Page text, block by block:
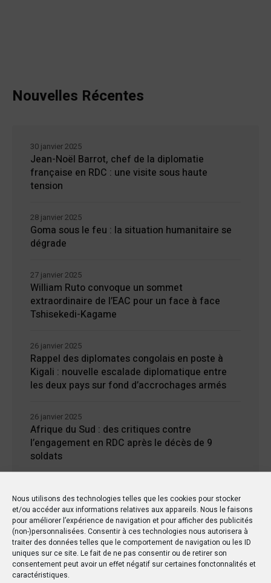
Nous utilisons des technologies telles que les cookies pour stocker
et/ou accéder aux informations relatives aux appareils. Nous le faisons
pour améliorer l’expérience de navigation et pour afficher des publicités
(non-)personnalisées. Consentir à ces technologies nous autorisera à
traiter des données telles que le comportement de navigation ou les ID
uniques sur ce site. Le fait de ne pas consentir ou de retirer son
consentement peut avoir un effet négatif sur certaines fonctonnalités et
caractéristiques.
Nouvelles Récentes
Jean-Noël Barrot, chef de la diplomatie
française en RDC : une visite sous haute
tension
30 janvier 2025
Goma sous le feu : la situation humanitaire se
dégrade
28 janvier 2025
William Ruto convoque un sommet
extraordinaire de l’EAC pour un face à face
Tshisekedi-Kagame
27 janvier 2025
Rappel des diplomates congolais en poste à
Kigali : nouvelle escalade diplomatique entre
les deux pays sur fond d’accrochages armés
26 janvier 2025
Afrique du Sud : des critiques contre
l’engagement en RDC après le décès de 9
soldats
26 janvier 2025
Kisangani : Une ville riche en eaux mais en
manque d’électricité